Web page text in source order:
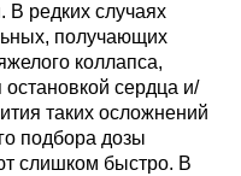
редких случаях
получающих
коллапса,
сердца и/
таких осложнений
подбора дозы
слишком быстро. В